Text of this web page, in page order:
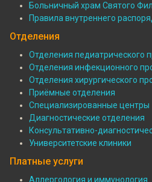
Больничный храм Святого
Правила внутреннего
Отделения
Подвал:
Отделения
Отделения педиатрического
Отделения инфекционного
Отделения хирургического
Приёмные отделения
Специализированные центры
Диагностические отделения
Консультативно-
Университетские клиники
Платные услуги
Аллергология и иммунология